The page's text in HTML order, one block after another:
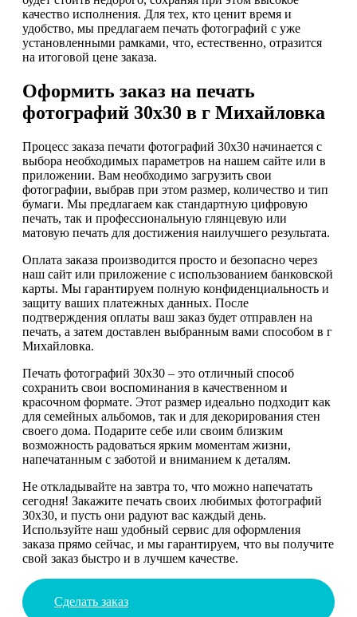
качество исполнения. Для тех, кто ценит время и
удобство, мы предлагаем печать фотографий с уже
установленными рамками, что, естественно, отразится
на итоговой цене заказа.
Оформить заказ на печать
фотографий 30х30 в г Михайловка
Процесс заказа печати фотографий 30х30 начинается с
выбора необходимых параметров на нашем сайте или в
приложении. Вам необходимо загрузить свои
фотографии, выбрав при этом размер, количество и тип
бумаги. Мы предлагаем как стандартную цифровую
печать, так и профессиональную глянцевую или
матовую печать для достижения наилучшего результата.
Оплата заказа производится просто и безопасно через
наш сайт или приложение с использованием банковской
карты. Мы гарантируем полную конфиденциальность и
защиту ваших платежных данных. После
подтверждения оплаты ваш заказ будет отправлен на
печать, а затем доставлен выбранным вами способом в г
Михайловка.
Печать фотографий 30х30 – это отличный способ
сохранить свои воспоминания в качественном и
красочном формате. Этот размер идеально подходит как
для семейных альбомов, так и для декорирования стен
своего дома. Подарите себе или своим близким
возможность радоваться ярким моментам жизни,
напечатанным с заботой и вниманием к деталям.
Не откладывайте на завтра то, что можно напечатать
сегодня! Закажите печать своих любимых фотографий
30х30, и пусть они радуют вас каждый день.
Используйте наш удобный сервис для оформления
заказа прямо сейчас, и мы гарантируем, что вы получите
свой заказ быстро и в лучшем качестве.
Сделать заказ